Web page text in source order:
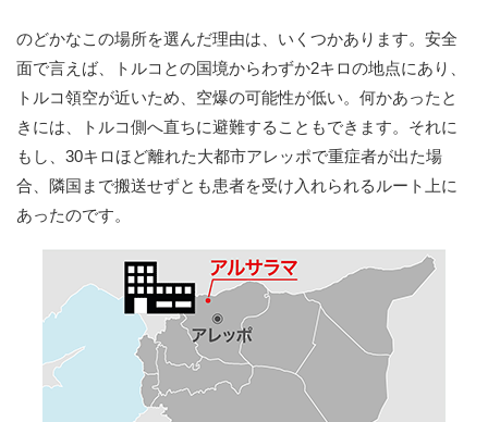
のどかなこの場所を選んだ理由は、いくつかあります。安全
面で言えば、トルコとの国境からわずか2キロの地点にあり、
トルコ領空が近いため、空爆の可能性が低い。何かあったと
きには、トルコ側へ直ちに避難することもできます。それに
もし、30キロほど離れた大都市アレッポで重症者が出た場
合、隣国まで搬送せずとも患者を受け入れられるルート上に
あったのです。